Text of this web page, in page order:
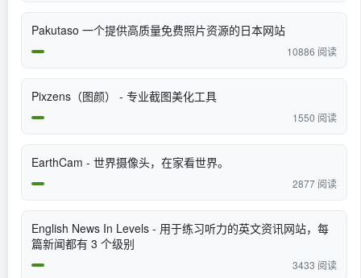
Pakutaso 一个提供高质量免费照片资源的日本网站
10886 阅读
Pixzens（图颜） - 专业截图美化工具
1550 阅读
EarthCam - 世界摄像头，在家看世界。
2877 阅读
English News In Levels - 用于练习听力的英文资讯网站，每
篇新闻都有 3 个级别
3433 阅读